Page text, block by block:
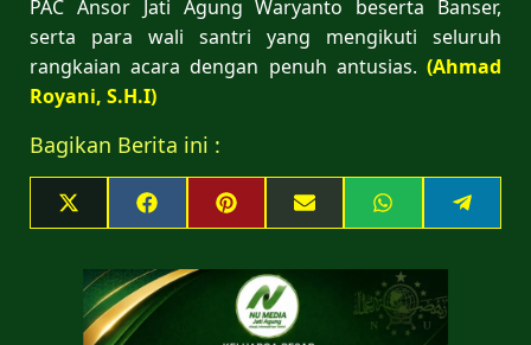
PAC Ansor Jati Agung Waryanto beserta Banser,
serta para wali santri yang mengikuti seluruh
rangkaian acara dengan penuh antusias. (Ahmad
Royani, S.H.I)
Bagikan Berita ini :